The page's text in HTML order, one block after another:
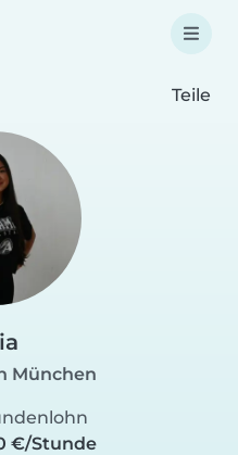
Teile
München
€/Stunde